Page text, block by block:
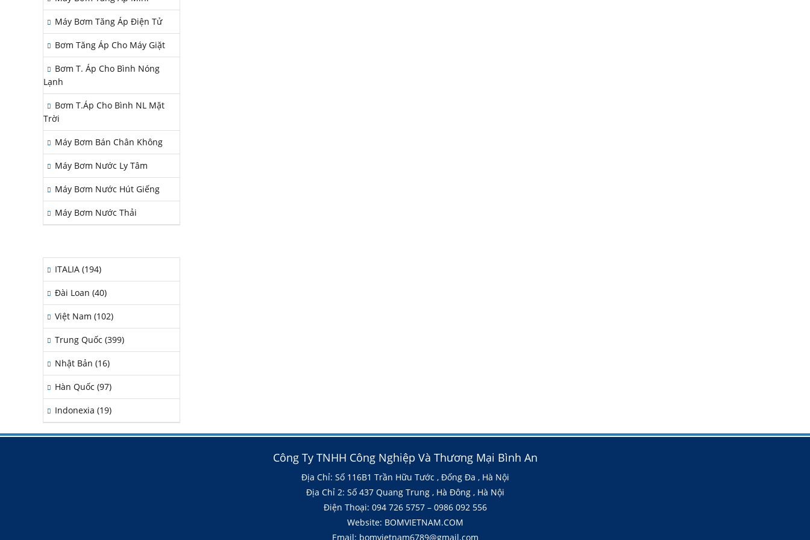
Máy Bơm Tăng Áp Điện Tử
Bơm Tăng Áp Cho Máy Giặt
Bơm T. Áp Cho Bình Nóng
Lạnh
Bơm T.Áp Cho Bình NL Mặt
Trời
Máy Bơm Bán Chân Không
Máy Bơm Nước Ly Tâm
Máy Bơm Nước Hút Giếng
Máy Bơm Nước Thải
ITALIA (194)
Đài Loan (40)
Việt Nam (102)
Trung Quốc (399)
Nhật Bản (16)
Hàn Quốc (97)
Indonexia (19)
Công Ty TNHH Công Nghiệp Và Thương Mại Bình An
Địa Chỉ: Số 116B1 Trần Hữu Tước , Đống Đa , Hà Nội
Địa Chỉ 2: Số 437 Quang Trung , Hà Đông , Hà Nội
Điện Thoại: 094 726 5757 – 0986 092 556
Website: BOMVIETNAM.COM
Email: bomvietnam6789@gmail.com